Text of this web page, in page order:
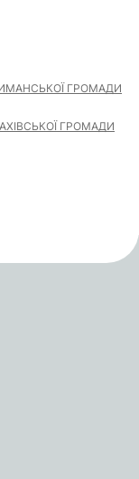
ГРОМАДИ
ГРОМАДИ